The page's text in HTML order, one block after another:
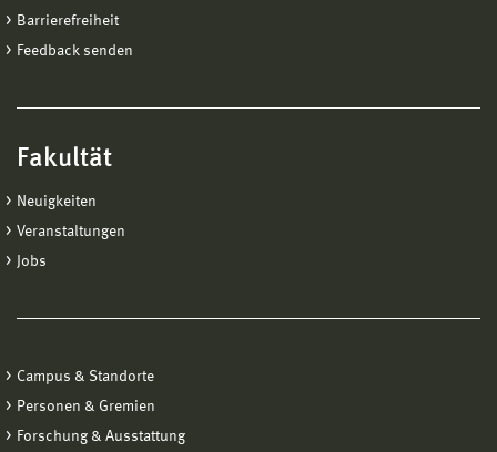
Barrierefreiheit
Feedback senden
Fakultät
Neuigkeiten
Veranstaltungen
Jobs
Campus & Standorte
Personen & Gremien
Forschung & Ausstattung